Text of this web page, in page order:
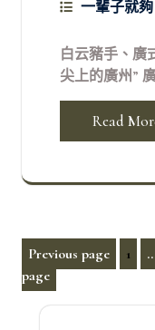
一輩子就夠
白云豬手、廣
尖上的廣州”
Read
文
章
分
Previous page 1
page